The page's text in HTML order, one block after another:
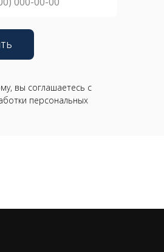
вы соглашаетесь с
персональных